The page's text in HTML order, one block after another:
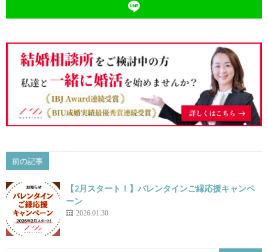
前の記事
【2月スタート！】バレンタインご縁応援キャンペ
ーン
2026.01.30